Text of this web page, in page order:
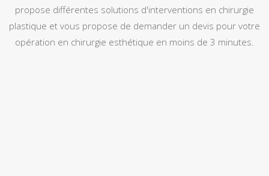
propose différentes solutions d'interventions en chirurgie
plastique et vous propose de demander un devis pour votre
opération en chirurgie esthétique en moins de 3 minutes.